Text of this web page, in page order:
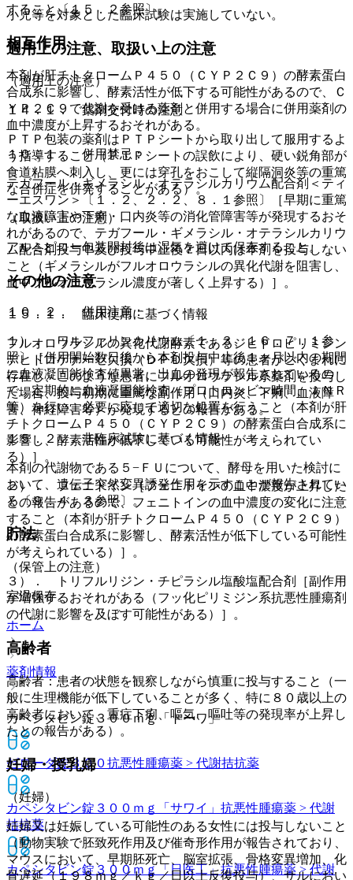
小児等を対象とした臨床試験は実施していない。
適用上の注意、取扱い上の注意
（適用上の注意）
１４．１． 薬剤交付時の注意
ＰＴＰ包装の薬剤はＰＴＰシートから取り出して服用するよ
う指導すること（ＰＴＰシートの誤飲により、硬い鋭角部が
食道粘膜へ刺入し、更には穿孔をおこして縦隔洞炎等の重篤
な合併症を併発することがある）。
（取扱い上の注意）
アルミピロー包装開封後は湿気を避けて保存すること。
その他の注意
１５．１． 臨床使用に基づく情報
フルオロウラシルの異化代謝酵素であるジヒドロピリミジン
デヒドロゲナーゼ欠損（ＤＰＤ欠損）等の患者がごくまれに
存在し、このような患者にフルオロウラシル系薬剤を投与し
た場合、投与初期に重篤な副作用（口内炎、下痢、血液障
害、神経障害等）が発現するとの報告がある。
１５．２． 非臨床試験に基づく情報
本剤の代謝物である５−ＦＵについて、酵母を用いた検討に
おいて、遺伝子突然変異誘発作用を示すことが報告されてい
る〔９．４．３参照〕。
貯法
（保管上の注意）
室温保存。
ホーム
薬剤情報
カペシタビン錠３００ｍｇ「トーワ」
ゼローダ錠３００抗悪性腫瘍薬 > 代謝拮抗薬
カペシタビン錠３００ｍｇ「サワイ」 抗悪性腫瘍薬 > 代謝
拮抗薬
カペシタビン錠３００ｍｇ「日医工」抗悪性腫瘍薬 > 代謝
すること〔１５．２参照〕。
相互作用
本剤が肝チトクロームＰ４５０（ＣＹＰ２Ｃ９）の酵素蛋白
合成系に影響し、酵素活性が低下する可能性があるので、Ｃ
ＹＰ２Ｃ９で代謝を受ける薬剤と併用する場合に併用薬剤の
血中濃度が上昇するおそれがある。
１０．１． 併用禁忌：
テガフール・ギメラシル・オテラシルカリウム配合剤＜ティ
ーエスワン＞〔１．２、２．２、８．１参照〕［早期に重篤
な血液障害や下痢・口内炎等の消化管障害等が発現するおそ
れがあるので、テガフール・ギメラシル・オテラシルカリウ
ム配合剤投与中及び投与中止後７日以内は本剤を投与しない
こと（ギメラシルがフルオロウラシルの異化代謝を阻害し、
血中フルオロウラシル濃度が著しく上昇する）］。
１０．２． 併用注意：
１）． ワルファリンカリウム〔１．３、１６．７．１参
照〕［併用開始数日後から本剤投与中止後１ヶ月以内の期間
に血液凝固能検査値異常、出血の発現が報告されているの
で、定期的に血液凝固能検査（プロトロンビン時間、ＩＮＲ
等）を行い、必要に応じて適切な処置を行うこと（本剤が肝
チトクロームＰ４５０（ＣＹＰ２Ｃ９）の酵素蛋白合成系に
影響し、酵素活性が低下している可能性が考えられてい
る）］。
２）． フェニトイン［フェニトインの血中濃度が上昇した
との報告があるので、フェニトインの血中濃度の変化に注意
すること（本剤が肝チトクロームＰ４５０（ＣＹＰ２Ｃ９）
の酵素蛋白合成系に影響し、酵素活性が低下している可能性
が考えられている）］。
３）． トリフルリジン・チピラシル塩酸塩配合剤［副作用
が増強するおそれがある（フッ化ピリミジン系抗悪性腫瘍剤
の代謝に影響を及ぼす可能性がある）］。
高齢者
高齢者：患者の状態を観察しながら慎重に投与すること（一
般に生理機能が低下していることが多く、特に８０歳以上の
高齢者において、重症下痢、嘔気、嘔吐等の発現率が上昇し
たとの報告がある）。
妊婦・授乳婦
（妊婦）
妊婦又は妊娠している可能性のある女性には投与しないこと
（動物実験で胚致死作用及び催奇形作用が報告されており、
マウスにおいて、早期胚死亡、脳室拡張、骨格変異増加、化
骨遅延（１９８ｍｇ／ｋｇ／日以上反復投与）、サルにおい